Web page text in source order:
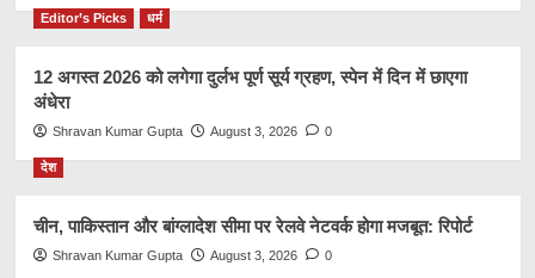
Editor’s Picks धर्म
12 अगस्त 2026 को लगेगा दुर्लभ पूर्ण सूर्य ग्रहण, स्पेन में दिन में छाएगा
अंधेरा
Shravan Kumar Gupta August 3, 2026 0
देश
चीन, पाकिस्तान और बांग्लादेश सीमा पर रेलवे नेटवर्क होगा मजबूत: रिपोर्ट
Shravan Kumar Gupta August 3, 2026 0